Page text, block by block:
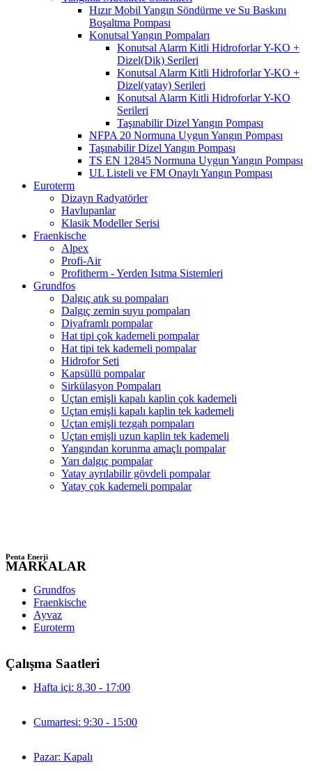
Hızır Mobil Yangın Söndürme ve Su Baskını
Boşaltma Pompası
Konutsal Yangın Pompaları
Konutsal Alarm Kitli Hidroforlar Y-KO +
Dizel(Dik) Serileri
Konutsal Alarm Kitli Hidroforlar Y-KO +
Dizel(yatay) Serileri
Konutsal Alarm Kitli Hidroforlar Y-KO
Serileri
Taşınabilir Dizel Yangın Pompası
NFPA 20 Normuna Uygun Yangın Pompası
Taşınabilir Dizel Yangın Pompası
TS EN 12845 Normuna Uygun Yangın Pompası
UL Listeli ve FM Onaylı Yangın Pompası
Euroterm
Dizayn Radyatörler
Havlupanlar
Klasik Modeller Serisi
Fraenkische
Alpex
Profi-Air
Profitherm - Yerden Isıtma Sistemleri
Grundfos
Dalgıç atık su pompaları
Dalgıç zemin suyu pompaları
Diyaframlı pompalar
Hat tipi çok kademeli pompalar
Hat tipi tek kademeli pompalar
Hidrofor Seti
Kapsüllü pompalar
Sirkülasyon Pompaları
Uçtan emişli kapalı kaplin çok kademeli
Uçtan emişli kapalı kaplin tek kademeli
Uçtan emişli tezgah pompaları
Uçtan emişli uzun kaplin tek kademeli
Yangından korunma amaçlı pompalar
Yarı dalgıç pompalar
Yatay ayrılabilir gövdeli pompalar
Yatay çok kademeli pompalar
Penta Enerji
MARKALAR
Grundfos
Fraenkische
Ayvaz
Euroterm
Çalışma Saatleri
Hafta içi: 8.30 - 17:00
Cumartesi: 9:30 - 15:00
Pazar: Kapalı